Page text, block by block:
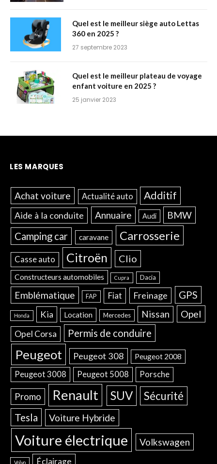
Quel est le meilleur siège auto Lettas
360 en 2025 ?
27 septembre 2023
Quel est le meilleur plateau de voyage
enfant voiture en 2025 ?
25 janvier 2023
LES MARQUES
Achat voiture Actualité auto Additif
Aide à la conduite Annuaire Audi BMW
Camping car caravane Carrosserie
Casse auto Citroën Clio
Constructeurs automobiles Cupra Dacia
Emblématique FAP Fiat Freinage GPS
Honda Kia Location Mercedes Nissan Opel
Opel Corsa Permis de conduire
Peugeot Peugeot 308 Peugeot 2008
Peugeot 3008 Peugeot 5008 Porsche
Promo Renault SUV Sécurité
Tesla Voiture Hybride
Voiture électrique Volkswagen
Volvo Éclairage